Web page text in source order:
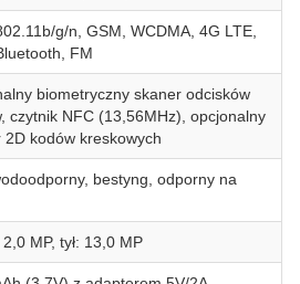
g/n, GSM, WCDMA, 4G LTE,
FM
biometryczny skaner odcisków
czytnik NFC (13,56MHz), opcjonalny
2D kodów kreskowych
bestyng, odporny na
MP, tył: 13,0 MP